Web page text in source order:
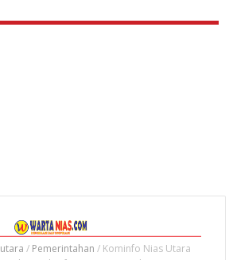
/ Pemerintahan / Kominfo Nias Utara